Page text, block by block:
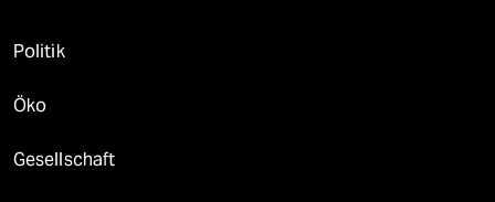
Politik
Öko
Gesellschaft